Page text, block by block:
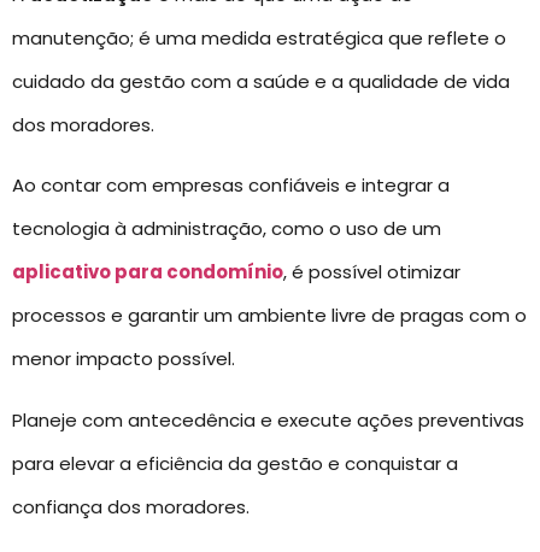
manutenção; é uma medida estratégica que reflete o
cuidado da gestão com a saúde e a qualidade de vida
dos moradores.
Ao contar com empresas confiáveis e integrar a
tecnologia à administração, como o uso de um
aplicativo para condomínio, é possível otimizar
processos e garantir um ambiente livre de pragas com o
menor impacto possível.
Planeje com antecedência e execute ações preventivas
para elevar a eficiência da gestão e conquistar a
confiança dos moradores.